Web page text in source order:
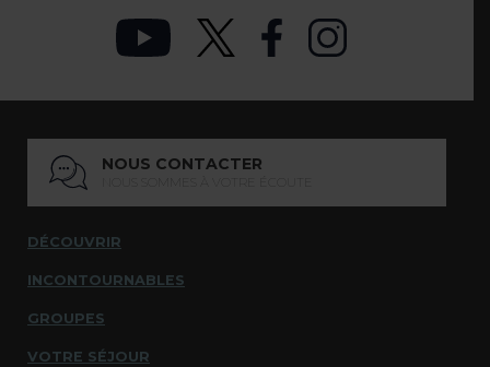
NOUS CONTACTER
DÉCOUVRIR
INCONTOURNABLES
GROUPES
VOTRE SÉJOUR